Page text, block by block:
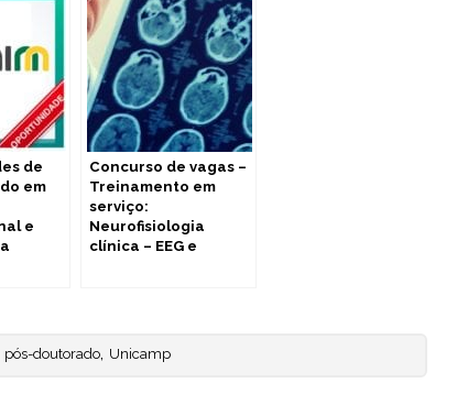
de
em
e
Concurso de vagas –
Treinamento em
serviço:
Neurofisiologia
clínica – EEG e
pós-doutorado, Unicamp